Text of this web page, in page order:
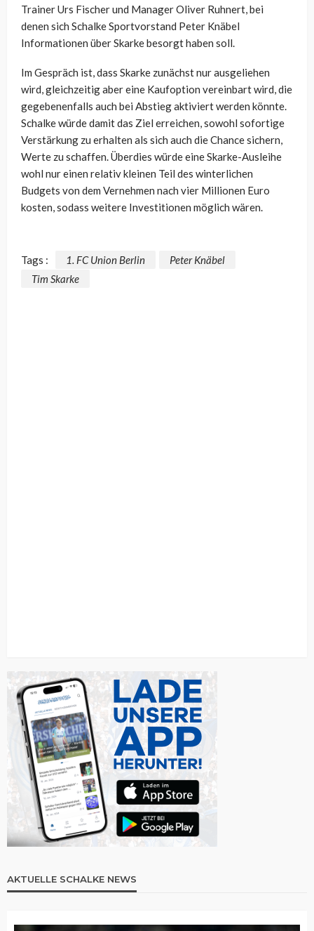
Trainer Urs Fischer und Manager Oliver Ruhnert, bei
denen sich Schalke Sportvorstand Peter Knäbel
Informationen über Skarke besorgt haben soll.
Im Gespräch ist, dass Skarke zunächst nur ausgeliehen
wird, gleichzeitig aber eine Kaufoption vereinbart wird, die
gegebenenfalls auch bei Abstieg aktiviert werden könnte.
Schalke würde damit das Ziel erreichen, sowohl sofortige
Verstärkung zu erhalten als sich auch die Chance sichern,
Werte zu schaffen. Überdies würde eine Skarke-Ausleihe
wohl nur einen relativ kleinen Teil des winterlichen
Budgets von dem Vernehmen nach vier Millionen Euro
kosten, sodass weitere Investitionen möglich wären.
Tags : 1. FC Union Berlin
Peter Knäbel
Tim Skarke
AKTUELLE SCHALKE NEWS